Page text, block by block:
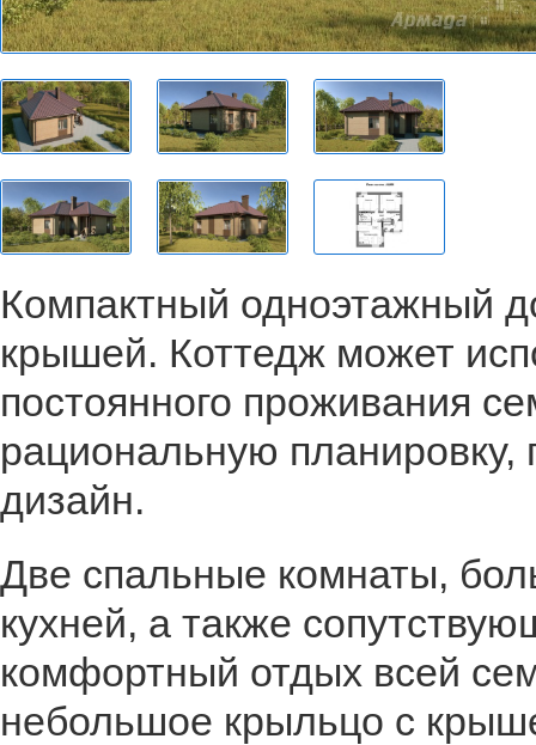
Компактный одноэтажный
крышей. Коттедж может
постоянного проживания
рациональную
дизайн.
Две спальные комнаты,
кухней, а также
комфортный отдых всей
небольшое крыльцо с